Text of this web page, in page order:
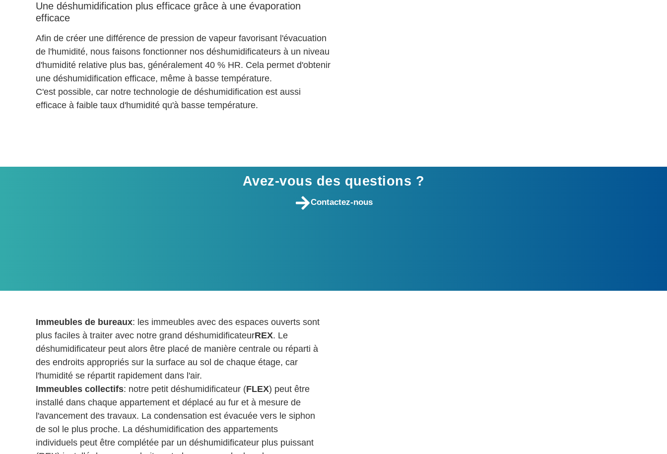
Une déshumidification plus efficace grâce à une évaporation
efficace
Afin de créer une différence de pression de vapeur favorisant l'évacuation
de l'humidité, nous faisons fonctionner nos déshumidificateurs à un niveau
d'humidité relative plus bas, généralement 40 % HR. Cela permet d'obtenir
une déshumidification efficace, même à basse température.
C'est possible, car notre technologie de déshumidification est aussi
efficace à faible taux d'humidité qu'à basse température.
Avez-vous des questions ?
Contactez-nous
Immeubles de bureaux: les immeubles avec des espaces ouverts sont
plus faciles à traiter avec notre grand déshumidificateurREX. Le
déshumidificateur peut alors être placé de manière centrale ou réparti à
des endroits appropriés sur la surface au sol de chaque étage, car
l'humidité se répartit rapidement dans l'air.
Immeubles collectifs: notre petit déshumidificateur (FLEX) peut être
installé dans chaque appartement et déplacé au fur et à mesure de
l'avancement des travaux. La condensation est évacuée vers le siphon
de sol le plus proche. La déshumidification des appartements
individuels peut être complétée par un déshumidificateur plus puissant